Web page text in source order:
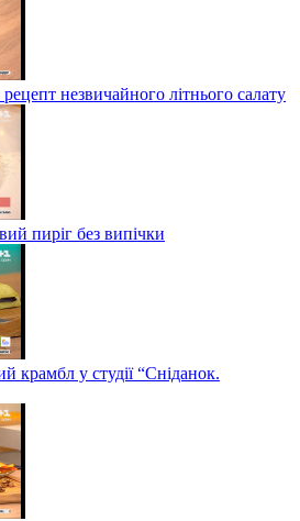
рецепт незвичайного літнього салату
пиріг без випічки
крамбл у студії “Сніданок.